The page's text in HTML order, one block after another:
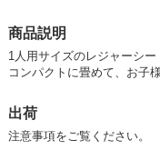
商品説明
1人用サイズのレジャーシー
コンパクトに畳めて、お子
出荷
注意事項をご覧ください。